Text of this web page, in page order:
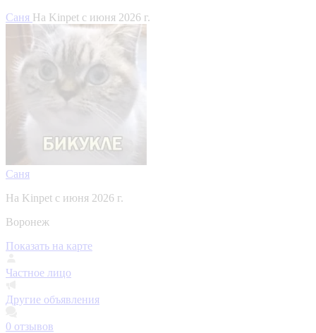
Саня На Kinpet c июня 2026 г.
Саня
На Kinpet c июня 2026 г.
Воронеж
Показать на карте
Частное лицо
Другие объявления
0 отзывов